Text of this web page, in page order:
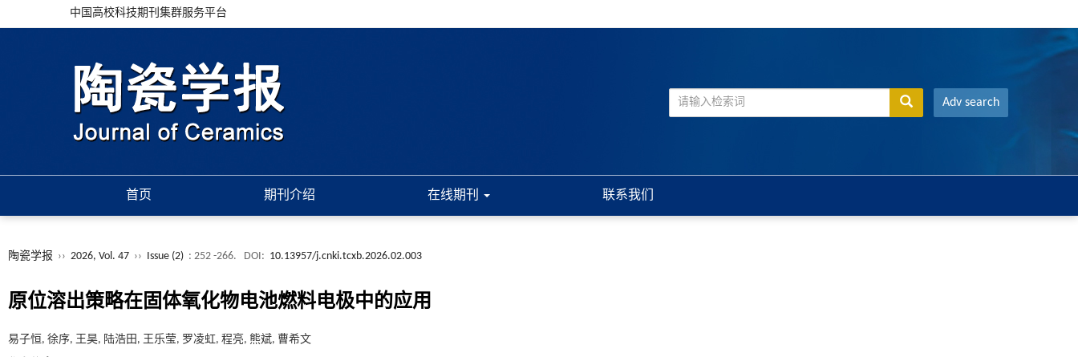
中国高校科技期刊集群服务平台
Adv search
首页 期刊介绍 在线期刊 联系我们
陶瓷学报 ›› 2026, Vol. 47 ›› Issue (2) : 252 -266. DOI: 10.13957/j.cnki.tcxb.2026.02.003
原位溶出策略在固体氧化物电池燃料电极中的应用
易子恒, 徐序, 王昊, 陆浩田, 王乐莹, 罗凌虹, 程亮, 熊斌, 曹希文